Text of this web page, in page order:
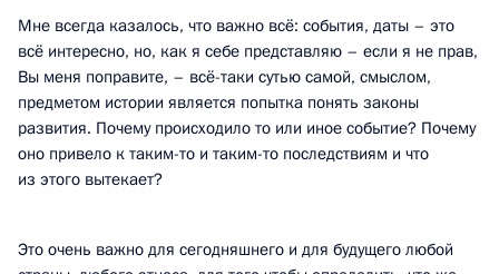
Мне всегда казалось, что важно всё: события, даты – это
всё интересно, но, как я себе представляю – если я не прав,
Вы меня поправите, – всё-таки сутью самой, смыслом,
предметом истории является попытка понять законы
развития. Почему происходило то или иное событие? Почему
оно привело к таким-то и таким-то последствиям и что
из этого вытекает?
Это очень важно для сегодняшнего и для будущего любой